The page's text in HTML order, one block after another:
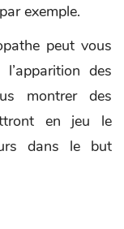
exemple.
peut vous
des
montrer des
en jeu le
dans le but